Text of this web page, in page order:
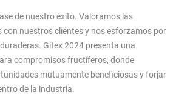
de nuestro éxito. Valoramos las
con nuestros clientes y nos esforzamos por
Gitex 2024 presenta una
compromisos fructíferos, donde
mutuamente beneficiosas y forjar
de la industria.